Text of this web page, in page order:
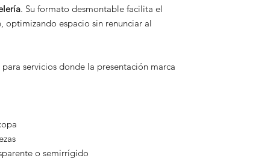
. Su formato desmontable facilita el
optimizando espacio sin renunciar al
servicios donde la presentación marca
o semirrígido